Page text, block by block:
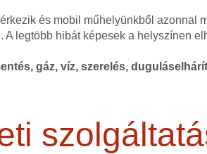
és mobil műhelyünkből azonnal
legtöbb hibát képesek a helyszínen
gáz, víz, szerelés,